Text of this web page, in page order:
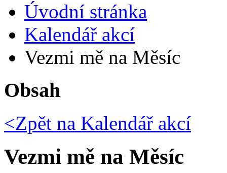
Úvodní stránka
Kalendář akcí
Vezmi mě na Měsíc
Obsah
<Zpět na Kalendář akcí
Vezmi mě na Měsíc